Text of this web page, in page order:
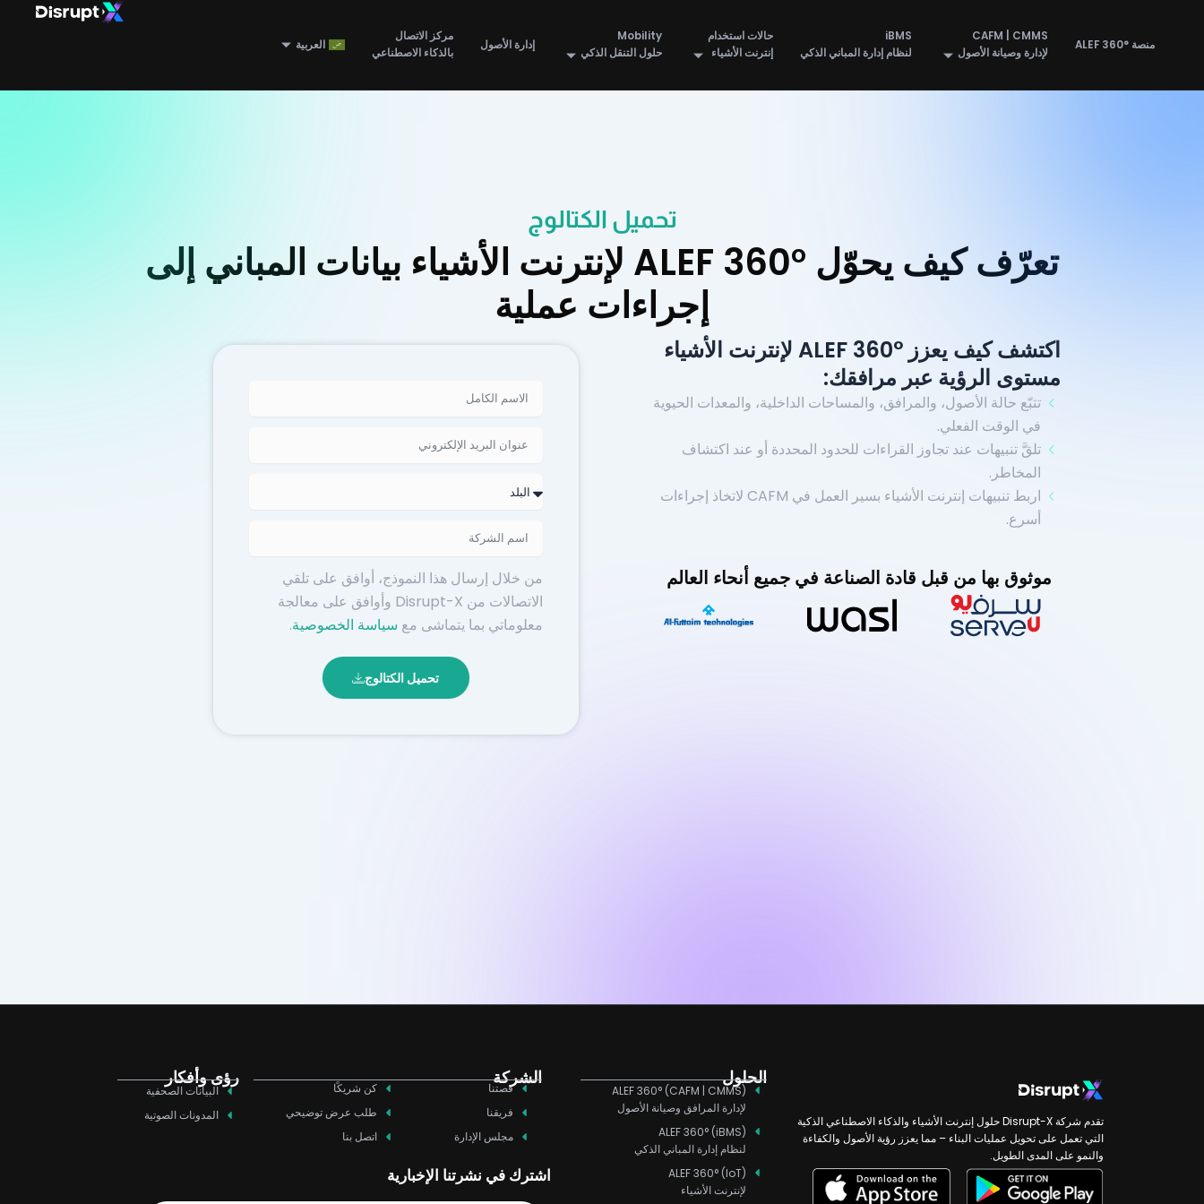
منصة ALEF 360°
CAFM | CMMS
لإدارة وصيانة الأصول
iBMS
لنظام إدارة المباني الذكي
حالات استخدام
إنترنت الأشياء
Mobility
حلول التنقل الذكي
إدارة الأصول
مركز الاتصال
بالذكاء الاصطناعي
العربية
تحميل الكتالوج
تعرّف كيف يحوّل ALEF 360° لإنترنت الأشياء بيانات المباني إلى
إجراءات عملية
اكتشف كيف يعزز ALEF 360° لإنترنت الأشياء
مستوى الرؤية عبر مرافقك:
تتبّع حالة الأصول، والمرافق، والمساحات الداخلية، والمعدات الحيوية
في الوقت الفعلي.
تلقَّ تنبيهات عند تجاوز القراءات للحدود المحددة أو عند اكتشاف
المخاطر.
اربط تنبيهات إنترنت الأشياء بسير العمل في CAFM لاتخاذ إجراءات
أسرع.
موثوق بها من قبل قادة الصناعة في جميع أنحاء العالم
Name
Email
Company
Name
من خلال إرسال هذا النموذج، أوافق على تلقي
الاتصالات من Disrupt-X وأوافق على معالجة
معلوماتي بما يتماشى مع سياسة الخصوصية.
تحميل الكتالوج
تقدم شركة Disrupt-X حلول إنترنت الأشياء والذكاء الاصطناعي الذكية
التي تعمل على تحويل عمليات البناء – مما يعزز رؤية الأصول والكفاءة
والنمو على المدى الطويل.
الحلول
ALEF 360° (CAFM | CMMS)
لإدارة المرافق وصيانة الأصول
ALEF 360° (iBMS)
لنظام إدارة المباني الذكي
ALEF 360° (IoT)
لإنترنت الأشياء
الشركة
قصتنا
فريقنا
مجلس الإدارة
كن شريكًا
طلب عرض توضيحي
اتصل بنا
رؤى وأفكار
البيانات الصحفية
المدونات الصوتية
اشترك في نشرتنا الإخبارية